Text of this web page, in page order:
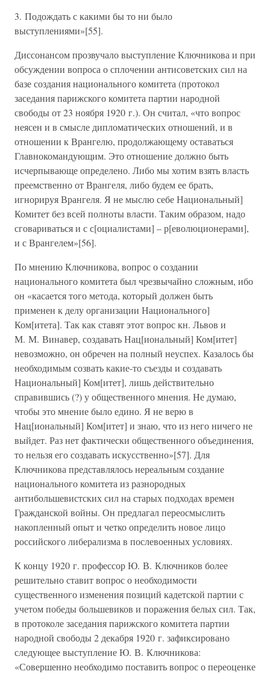
3. Подождать с какими бы то ни было
выступлениями»[55].
Диссонансом прозвучало выступление Ключникова и при
обсуждении вопроса о сплочении антисоветских сил на
базе создания национального комитета (протокол
заседания парижского комитета партии народной
свободы от 23 ноября 1920 г.). Он считал, «что вопрос
неясен и в смысле дипломатических отношений, и в
отношении к Врангелю, продолжающему оставаться
Главнокомандующим. Это отношение должно быть
исчерпывающе определено. Либо мы хотим взять власть
преемственно от Врангеля, либо будем ее брать,
игнорируя Врангеля. Я не мыслю себе Национальный]
Комитет без всей полноты власти. Таким образом, надо
сговариваться и с с[оциалистами] – р[еволюционерами],
и с Врангелем»[56].
По мнению Ключникова, вопрос о создании
национального комитета был чрезвычайно сложным, ибо
он «касается того метода, который должен быть
применен к делу организации Национального]
Ком[итета]. Так как ставят этот вопрос кн. Львов и
М. М. Винавер, создавать Нац[иональный] Ком[итет]
невозможно, он обречен на полный неуспех. Казалось бы
необходимым созвать какие-то съезды и создавать
Национальный] Ком[итет], лишь действительно
справившись (?) у общественного мнения. Не думаю,
чтобы это мнение было едино. Я не верю в
Нац[иональный] Ком[итет] и знаю, что из него ничего не
выйдет. Раз нет фактически общественного объединения,
то нельзя его создавать искусственно»[57]. Для
Ключникова представлялось нереальным создание
национального комитета из разнородных
антибольшевистских сил на старых подходах времен
Гражданской войны. Он предлагал переосмыслить
накопленный опыт и четко определить новое лицо
российского либерализма в послевоенных условиях.
К концу 1920 г. профессор Ю. В. Ключников более
решительно ставит вопрос о необходимости
существенного изменения позиций кадетской партии с
учетом победы большевиков и поражения белых сил. Так,
в протоколе заседания парижского комитета партии
народной свободы 2 декабря 1920 г. зафиксировано
следующее выступление Ю. В. Ключникова:
«Совершенно необходимо поставить вопрос о переоценке